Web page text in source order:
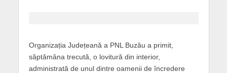
Organizația Județeană a PNL Buzău a primit,
săptămâna trecută, o lovitură din interior,
administrată de unul dintre oamenii de încredere